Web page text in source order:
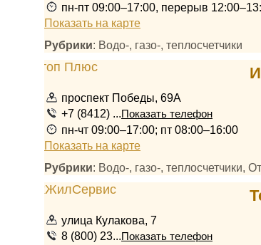
пн-пт 09:00–17:00, перерыв
Показать на карте
Рубрики: Водо-, газо-, теплосчетчики
проспект Победы, 69А
+7 (8412) ...Показать телефон
пн-чт 09:00–17:00; пт 08:00–16:00
Показать на карте
Рубрики: Водо-, газо-, теплосчетчики,
улица Кулакова, 7
8 (800) 23...Показать телефон